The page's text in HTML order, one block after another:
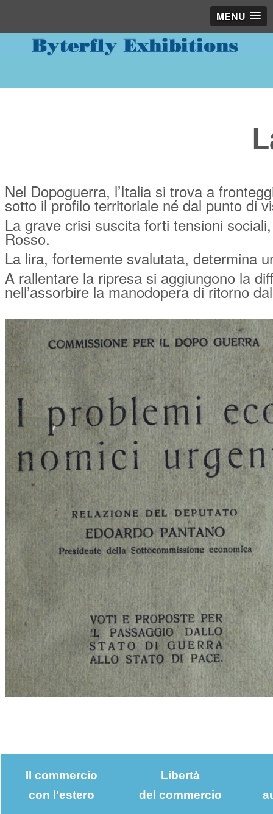
MENU
Nel Dopoguerra, l’Italia si trova a
sotto il profilo territoriale né dal punto di
La grave crisi suscita forti tensioni
Rosso.
La lira, fortemente svalutata, determina
A rallentare la ripresa si aggiungono la
nell’assorbire la manodopera di ritorno
Il commercio
con l'estero
Libertà
del commercio